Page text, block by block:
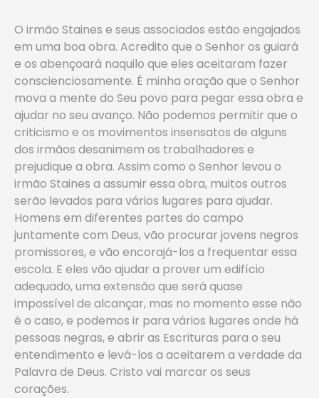
O irmão Staines e seus associados estão engajados
em uma boa obra. Acredito que o Senhor os guiará
e os abençoará naquilo que eles aceitaram fazer
conscienciosamente. É minha oração que o Senhor
mova a mente do Seu povo para pegar essa obra e
ajudar no seu avanço. Não podemos permitir que o
criticismo e os movimentos insensatos de alguns
dos irmãos desanimem os trabalhadores e
prejudique a obra. Assim como o Senhor levou o
irmão Staines a assumir essa obra, muitos outros
serão levados para vários lugares para ajudar.
Homens em diferentes partes do campo
juntamente com Deus, vão procurar jovens negros
promissores, e vão encorajá-los a frequentar essa
escola. E eles vão ajudar a prover um edifício
adequado, uma extensão que será quase
impossível de alcançar, mas no momento esse não
é o caso, e podemos ir para vários lugares onde há
pessoas negras, e abrir as Escrituras para o seu
entendimento e levá-los a aceitarem a verdade da
Palavra de Deus. Cristo vai marcar os seus
corações.